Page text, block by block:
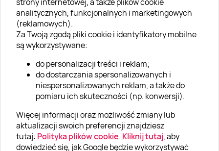
analitycznych, funkcjonalnych i marketingowych
(reklamowych).
Za Twoją zgodą pliki cookie i identyfikatory mobilne
są wykorzystywane:
do personalizacji treści i reklam;
do dostarczania spersonalizowanych i
niespersonalizowanych reklam, a także do
pomiaru ich skuteczności (np. konwersji).
Więcej informacji oraz możliwość zmiany lub
aktualizacji swoich preferencji znajdziesz
tutaj: Polityka plików cookie. Kliknij tutaj, aby
dowiedzieć się, jak Google będzie wykorzystywać
O nas
Aktualności
Kariera w Super Prezentach
Klub Lojalnościowy
Dodaj recenzję
Informacje